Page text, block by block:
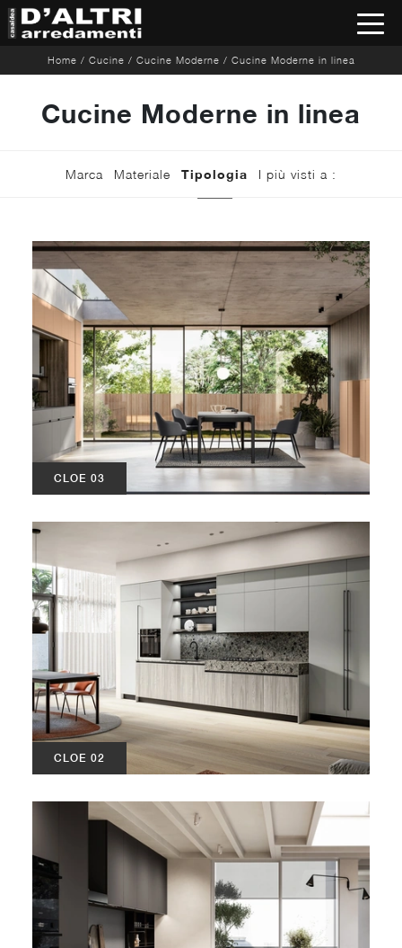
Home / Cucine / Cucine Moderne / Cucine Moderne in linea
Cucine Moderne in linea
Marca Materiale Tipologia I più visti a :
CLOE 03
CLOE 02